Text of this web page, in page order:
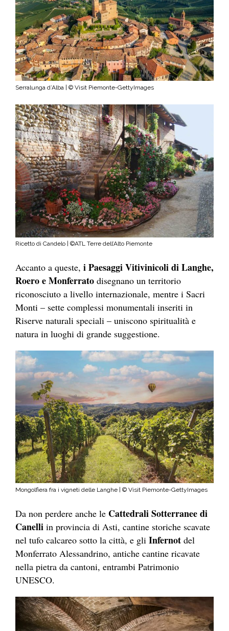
Serralunga d’Alba | © Visit Piemonte-GettyImages
Ricetto di Candelo | ©ATL Terre dell’Alto Piemonte
Accanto a queste, i Paesaggi Vitivinicoli di Langhe,
Roero e Monferrato disegnano un territorio
riconosciuto a livello internazionale, mentre i Sacri
Monti – sette complessi monumentali inseriti in
Riserve naturali speciali – uniscono spiritualità e
natura in luoghi di grande suggestione.
Mongolfiera fra i vigneti delle Langhe | © Visit Piemonte-GettyImages
Da non perdere anche le Cattedrali Sotterranee di
Canelli in provincia di Asti, cantine storiche scavate
nel tufo calcareo sotto la città, e gli Infernot del
Monferrato Alessandrino, antiche cantine ricavate
nella pietra da cantoni, entrambi Patrimonio
UNESCO.